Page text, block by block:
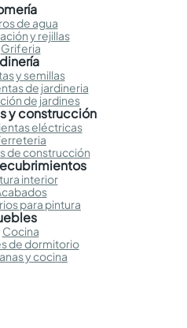
de agua
y rejillas
Griferia
y semillas
de jardineria
de jardines
y construcción
eléctricas
de construcción
interior
para pintura
Cocina
de dormitorio
y cocina